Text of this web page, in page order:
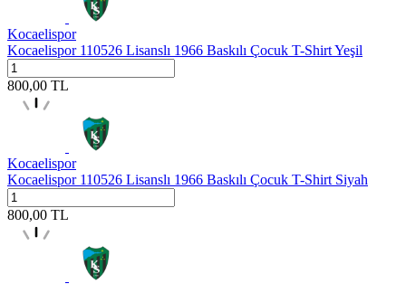
Kocaelispor
Kocaelispor 110526 Lisanslı 1966 Baskılı Çocuk T-Shirt Yeşil
800,00 TL
Kocaelispor
Kocaelispor 110526 Lisanslı 1966 Baskılı Çocuk T-Shirt Siyah
800,00 TL